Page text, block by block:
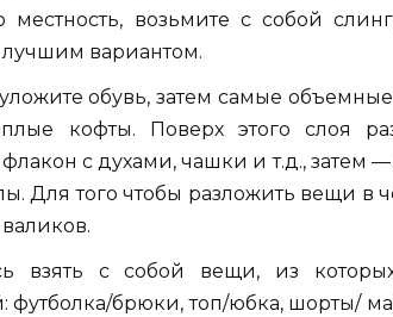
местность, возьмите с собой
вариантом.
обувь, затем самые
кофты. Поверх этого слоя
с духами, чашки и т.д., затем —
Для того чтобы разложить вещи в
взять с собой вещи, из
футболка/брюки, топ/юбка, шорты/